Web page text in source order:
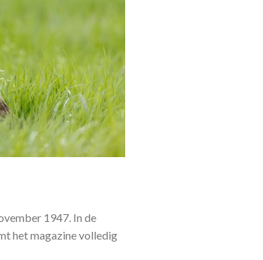
1947. In de
het magazine volledig